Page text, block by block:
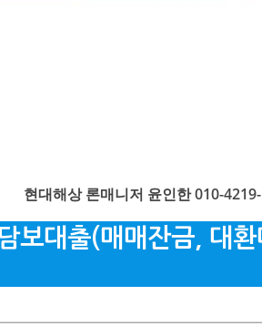
현대해상 론매니저 윤인한 010-
보대출(매매잔금, 대